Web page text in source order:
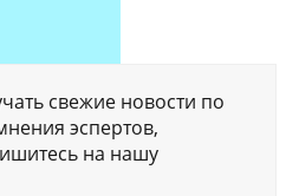
свежие новости по
эспертов,
на нашу